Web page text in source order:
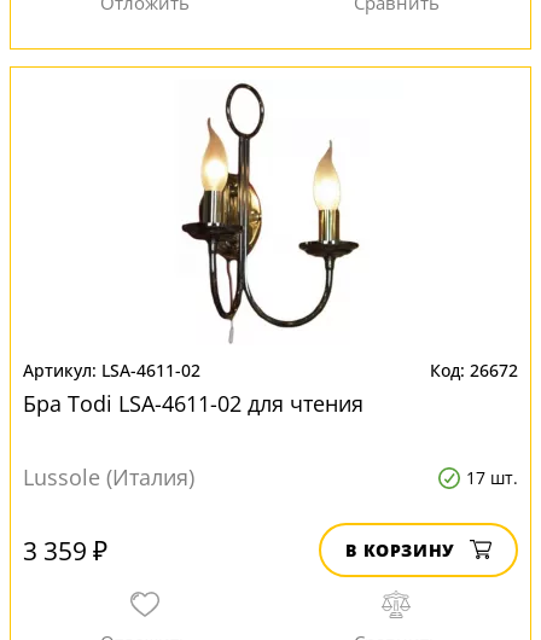
LSA-4611-02 26672
Бра Todi LSA-4611-02 для чтения
Lussole (Италия) 17 шт.
3 359 ₽ В КОРЗИНУ